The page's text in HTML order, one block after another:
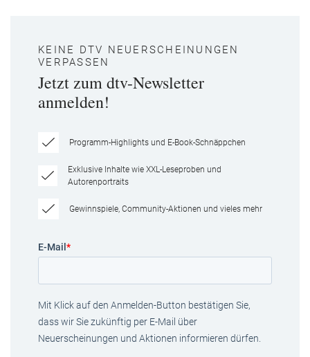
KEINE DTV NEUERSCHEINUNGEN
VERPASSEN
Jetzt zum dtv-Newsletter
anmelden!
Programm-Highlights und E-Book-Schnäppchen
Exklusive Inhalte wie XXL-Leseproben und
Autorenportraits
Gewinnspiele, Community-Aktionen und vieles mehr
E-Mail *
Mit Klick auf den Anmelden-Button bestätigen Sie,
dass wir Sie zukünftig per E-Mail über
Neuerscheinungen und Aktionen informieren dürfen.